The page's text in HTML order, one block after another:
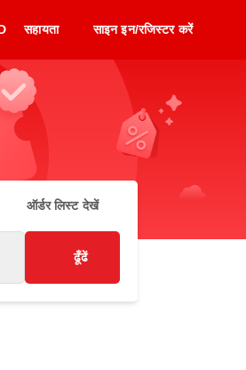
सहायता साइन इन/रजिस्टर करें
ऑर्डर लिस्ट देखें
ढूँढें